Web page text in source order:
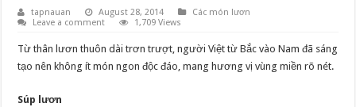
tapnauan August 28, 2014
Các món lươn
Leave a comment
1,709 Views
Từ thân lươn thuôn dài trơn trượt, người Việt từ Bắc vào Nam đã sáng
tạo nên không ít món ngon độc đáo, mang hương vị vùng miền rõ nét.
Súp lươn